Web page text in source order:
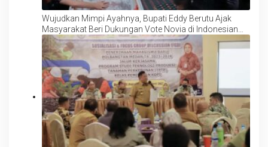
Wujudkan Mimpi Ayahnya, Bupati Eddy Berutu Ajak
Masyarakat Beri Dukungan Vote Novia di Indonesian
Idol